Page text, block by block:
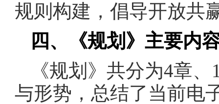
规则构建，倡导开放共
四、《规划》主要内
《规划》共分为4章
与形势，总结了当前电